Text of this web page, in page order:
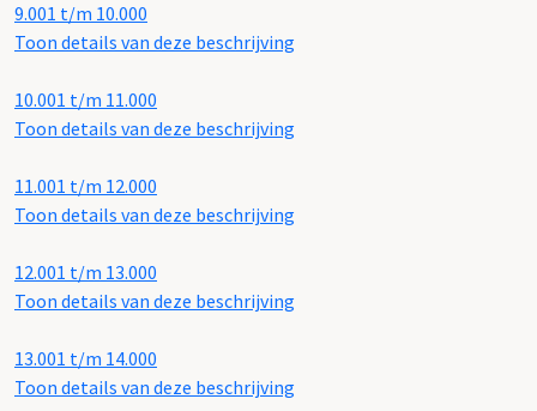
9.001 t/m 10.000
Toon details van deze beschrijving
10.001 t/m 11.000
Toon details van deze beschrijving
11.001 t/m 12.000
Toon details van deze beschrijving
12.001 t/m 13.000
Toon details van deze beschrijving
13.001 t/m 14.000
Toon details van deze beschrijving